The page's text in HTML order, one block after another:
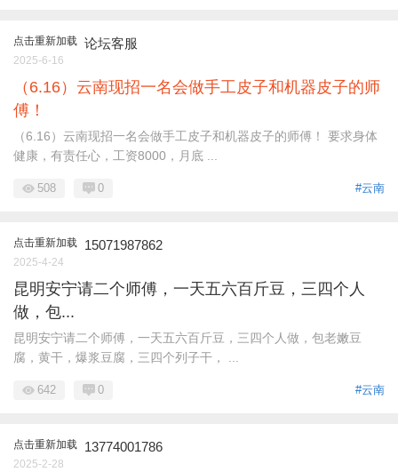
点击重新加载 论坛客服
2025-6-16
（6.16）云南现招一名会做手工皮子和机器皮子的师
傅！
（6.16）云南现招一名会做手工皮子和机器皮子的师傅！ 要求身体
健康，有责任心，工资8000，月底 ...
#云南
508 0
点击重新加载 15071987862
2025-4-24
昆明安宁请二个师傅，一天五六百斤豆，三四个人
做，包...
昆明安宁请二个师傅，一天五六百斤豆，三四个人做，包老嫩豆
腐，黄干，爆浆豆腐，三四个列子干， ...
#云南
642 0
点击重新加载 13774001786
2025-2-28